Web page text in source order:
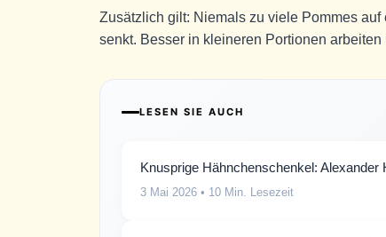
Zusätzlich gilt: Niemals zu viele Pommes
senkt. Besser in kleineren Portionen arbeiten
LESEN SIE AUCH
Knusprige Hähnchenschenkel:
3 Mai 2026 • 10 Min. Lesezeit